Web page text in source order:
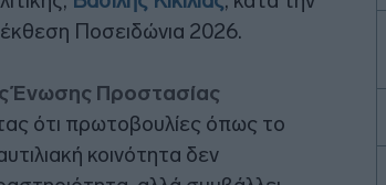
Ποσειδώνια 2026.
Ένωσης Προστασίας
ότι πρωτοβουλίες όπως το
κοινότητα δεν